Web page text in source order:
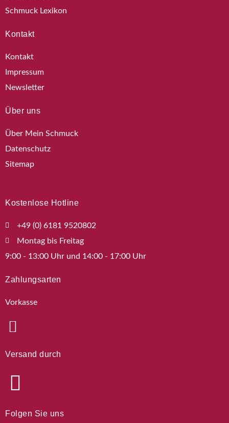
Schmuck Lexikon
Kontakt
Kontakt
Impressum
Newsletter
Über uns
Über Mein Schmuck
Datenschutz
Sitemap
Kostenlose Hotline
+49 (0) 6181 9520802
Montag bis Freitag
9:00 - 13:00 Uhr und 14:00 - 17:00 Uhr
Zahlungsarten
Vorkasse
Versand durch
Folgen Sie uns